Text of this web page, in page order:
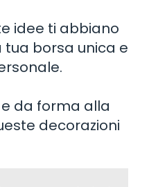
idee ti abbiano
borsa unica e
da forma alla
decorazioni